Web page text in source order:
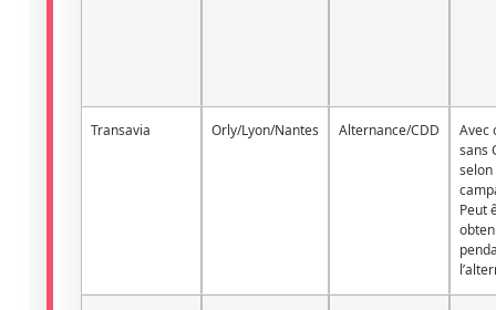
Transavia Orly/Lyon/Nantes Alternance/CDD
Avec
sans
selon
Peut